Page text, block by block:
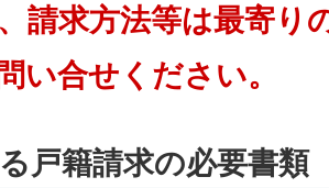
請求方法等は最寄り
い合せください。
戸籍請求の必要書類